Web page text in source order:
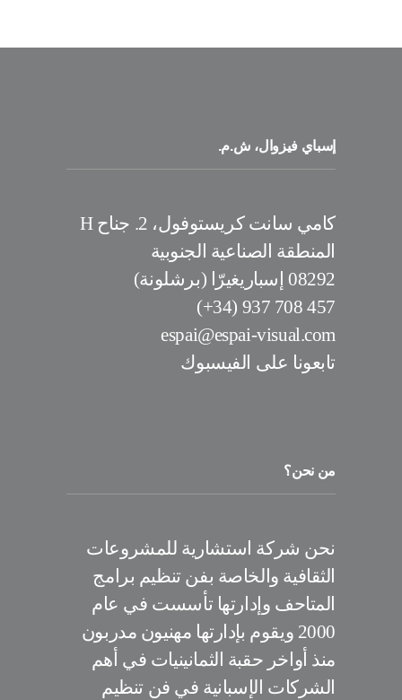
إسباي فيزوال، ش.م.
كامي سانت كريستوفول، 2. جناح H
المنطقة الصناعية الجنوبية
08292 إسباريغيرّا (برشلونة)
457 708 937 (34+)
espai@espai-visual.com
تابعونا على الفيسبوك
من نحن؟
نحن شركة استشارية للمشروعات
الثقافية والخاصة بفن تنظيم برامج
المتاحف وإدارتها تأسست في عام
2000 ويقوم بإدارتها مهنيون مدربون
منذ أواخر حقبة الثمانينيات في أهم
الشركات الإسبانية في فن تنظيم